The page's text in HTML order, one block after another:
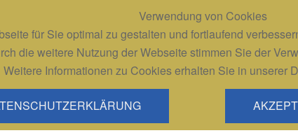
Verwendung von Cookies
für Sie optimal zu gestalten und fortlaufend
die weitere Nutzung der Webseite stimmen Sie der
Weitere Informationen zu Cookies erhalten Sie in unserer